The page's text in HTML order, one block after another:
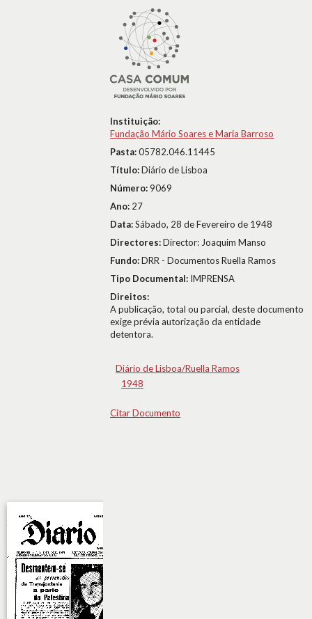
Instituição:
Fundação Mário Soares e Maria Barroso
Pasta:05782.046.11445
Título:Diário de Lisboa
Número:9069
Ano: 27
Data:Sábado, 28 de Fevereiro de 1948
Directores:Director: Joaquim Manso
Fundo:DRR - Documentos Ruella Ramos
Tipo Documental: IMPRENSA
Direitos:
A publicação, total ou parcial, deste documento
exige prévia autorização da entidade
detentora.
Diário de Lisboa/Ruella Ramos
1948
Citar Documento